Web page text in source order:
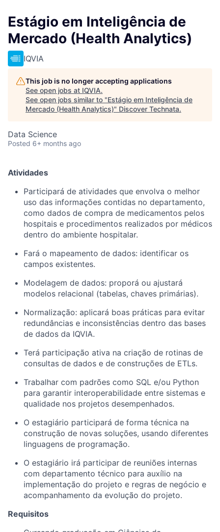
Estágio em Inteligência de
Mercado (Health Analytics)
IQVIA
This job is no longer accepting applications
See open jobs at IQVIA.
See open jobs similar to "Estágio em Inteligência de
Mercado (Health Analytics)" Discover Technata.
Data Science
Posted 6+ months ago
Atividades
Participará de atividades que envolva o melhor
uso das informações contidas no departamento,
como dados de compra de medicamentos pelos
hospitais e procedimentos realizados por médicos
dentro do ambiente hospitalar.
Fará o mapeamento de dados: identificar os
campos existentes.
Modelagem de dados: proporá ou ajustará
modelos relacional (tabelas, chaves primárias).
Normalização: aplicará boas práticas para evitar
redundâncias e inconsistências dentro das bases
de dados da IQVIA.
Terá participação ativa na criação de rotinas de
consultas de dados e de construções de ETLs.
Trabalhar com padrões como SQL e/ou Python
para garantir interoperabilidade entre sistemas e
qualidade nos projetos desempenhados.
O estagiário participará de forma técnica na
construção de novas soluções, usando diferentes
linguagens de programação.
O estagiário irá participar de reuniões internas
com departamento técnico para auxílio na
implementação do projeto e regras de negócio e
acompanhamento da evolução do projeto.
Requisitos